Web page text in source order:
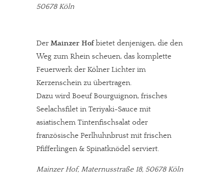
50678 Köln
Der Mainzer Hofbietet denjenigen, die den
Weg zum Rhein scheuen, das komplette
Feuerwerk der Kölner Lichter im
Kerzenschein zu übertragen.
Dazu wird Boeuf Bourguignon, frisches
Seelachsfilet in Teriyaki-Sauce mit
asiatischem Tintenfischsalat oder
französische Perlhuhnbrust mit frischen
Pfifferlingen & Spinatknödel serviert.
Mainzer Hof, Maternusstraße 18, 50678 Köln